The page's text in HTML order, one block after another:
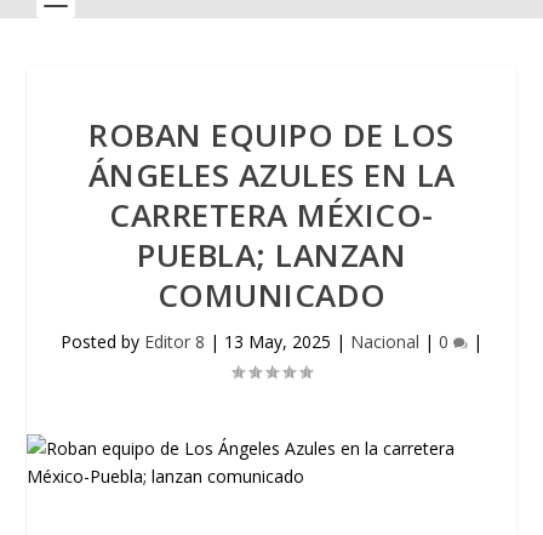
ROBAN EQUIPO DE LOS
ÁNGELES AZULES EN LA
CARRETERA MÉXICO-
PUEBLA; LANZAN
COMUNICADO
Posted by Editor 8 | 13 May, 2025 | Nacional | 0 |